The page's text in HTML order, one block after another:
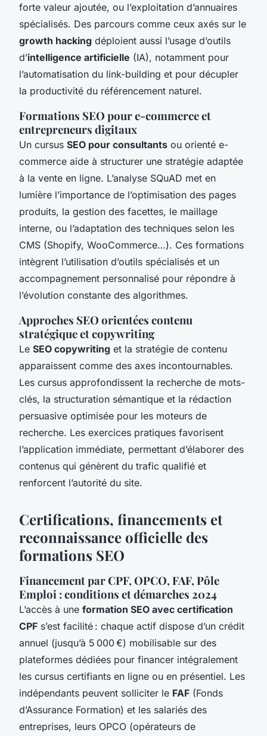
forte valeur ajoutée, ou l’exploitation d’annuaires
spécialisés. Des parcours comme ceux axés sur le
growth hacking déploient aussi l’usage d’outils
d’intelligence artificielle (IA), notamment pour
l’automatisation du link-building et pour décupler
la productivité du référencement naturel.
Formations SEO pour e-commerce et
entrepreneurs digitaux
Un cursus SEO pour consultants ou orienté e-
commerce aide à structurer une stratégie adaptée
à la vente en ligne. L’analyse SQuAD met en
lumière l’importance de l’optimisation des pages
produits, la gestion des facettes, le maillage
interne, ou l’adaptation des techniques selon les
CMS (Shopify, WooCommerce…). Ces formations
intègrent l’utilisation d’outils spécialisés et un
accompagnement personnalisé pour répondre à
l’évolution constante des algorithmes.
Approches SEO orientées contenu
stratégique et copywriting
Le SEO copywriting et la stratégie de contenu
apparaissent comme des axes incontournables.
Les cursus approfondissent la recherche de mots-
clés, la structuration sémantique et la rédaction
persuasive optimisée pour les moteurs de
recherche. Les exercices pratiques favorisent
l’application immédiate, permettant d’élaborer des
contenus qui génèrent du trafic qualifié et
renforcent l’autorité du site.
Certifications, financements et
reconnaissance officielle des
formations SEO
Financement par CPF, OPCO, FAF, Pôle
Emploi : conditions et démarches 2024
L’accès à une formation SEO avec certification
CPF s’est facilité : chaque actif dispose d’un crédit
annuel (jusqu’à 5 000 €) mobilisable sur des
plateformes dédiées pour financer intégralement
les cursus certifiants en ligne ou en présentiel. Les
indépendants peuvent solliciter le FAF (Fonds
d’Assurance Formation) et les salariés des
entreprises, leurs OPCO (opérateurs de